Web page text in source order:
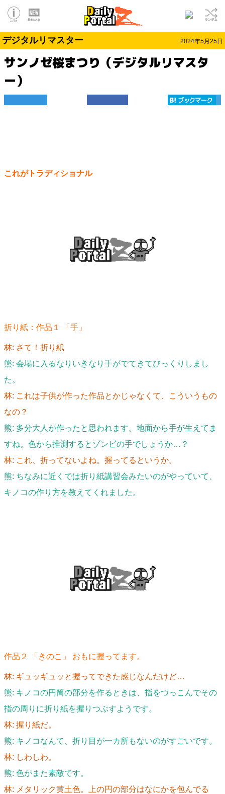
デジタルリマスター 2024年5月25日
サンノゼ桜まつり（デジタルリマスタ
ー）
これがトラディショナル
折り紙：作品１ 「手」
林: さて！折り紙
熊: 会場に入るなりいきなり手がでてきてびっくりしまし
た。
林: これは子供が作った作品とかじゃなくて、こういうもの
なの？
熊: 多分大人が作ったと思われます。地面から手が生えてま
すね。色から推測するとゾンビの手でしょうか…？
林: これ、折ってないよね。握ってるというか。
熊: ちなみに近くでは折り紙講習会みたいのがやっていて、
キノコの作り方を教えてくれました。
作品２ 「きのこ」 おもに握ってます。
林: ギュッギュッと握ってできた感じなんだけど…
熊: キノコの円筒の部分を作るときは、指をつっこんでその
指の周りに折り紙を握りつぶすようです。
林: 握り紙だ。
熊: キノコなんて、折り目が一カ所もないのがすごいです。
林: しわしわ。
熊: 色がまた素敵です。
林: メタリック黄土色。上の円の部分はなにかを包んでる